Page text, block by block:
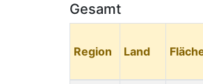
Gesamt
Region Land